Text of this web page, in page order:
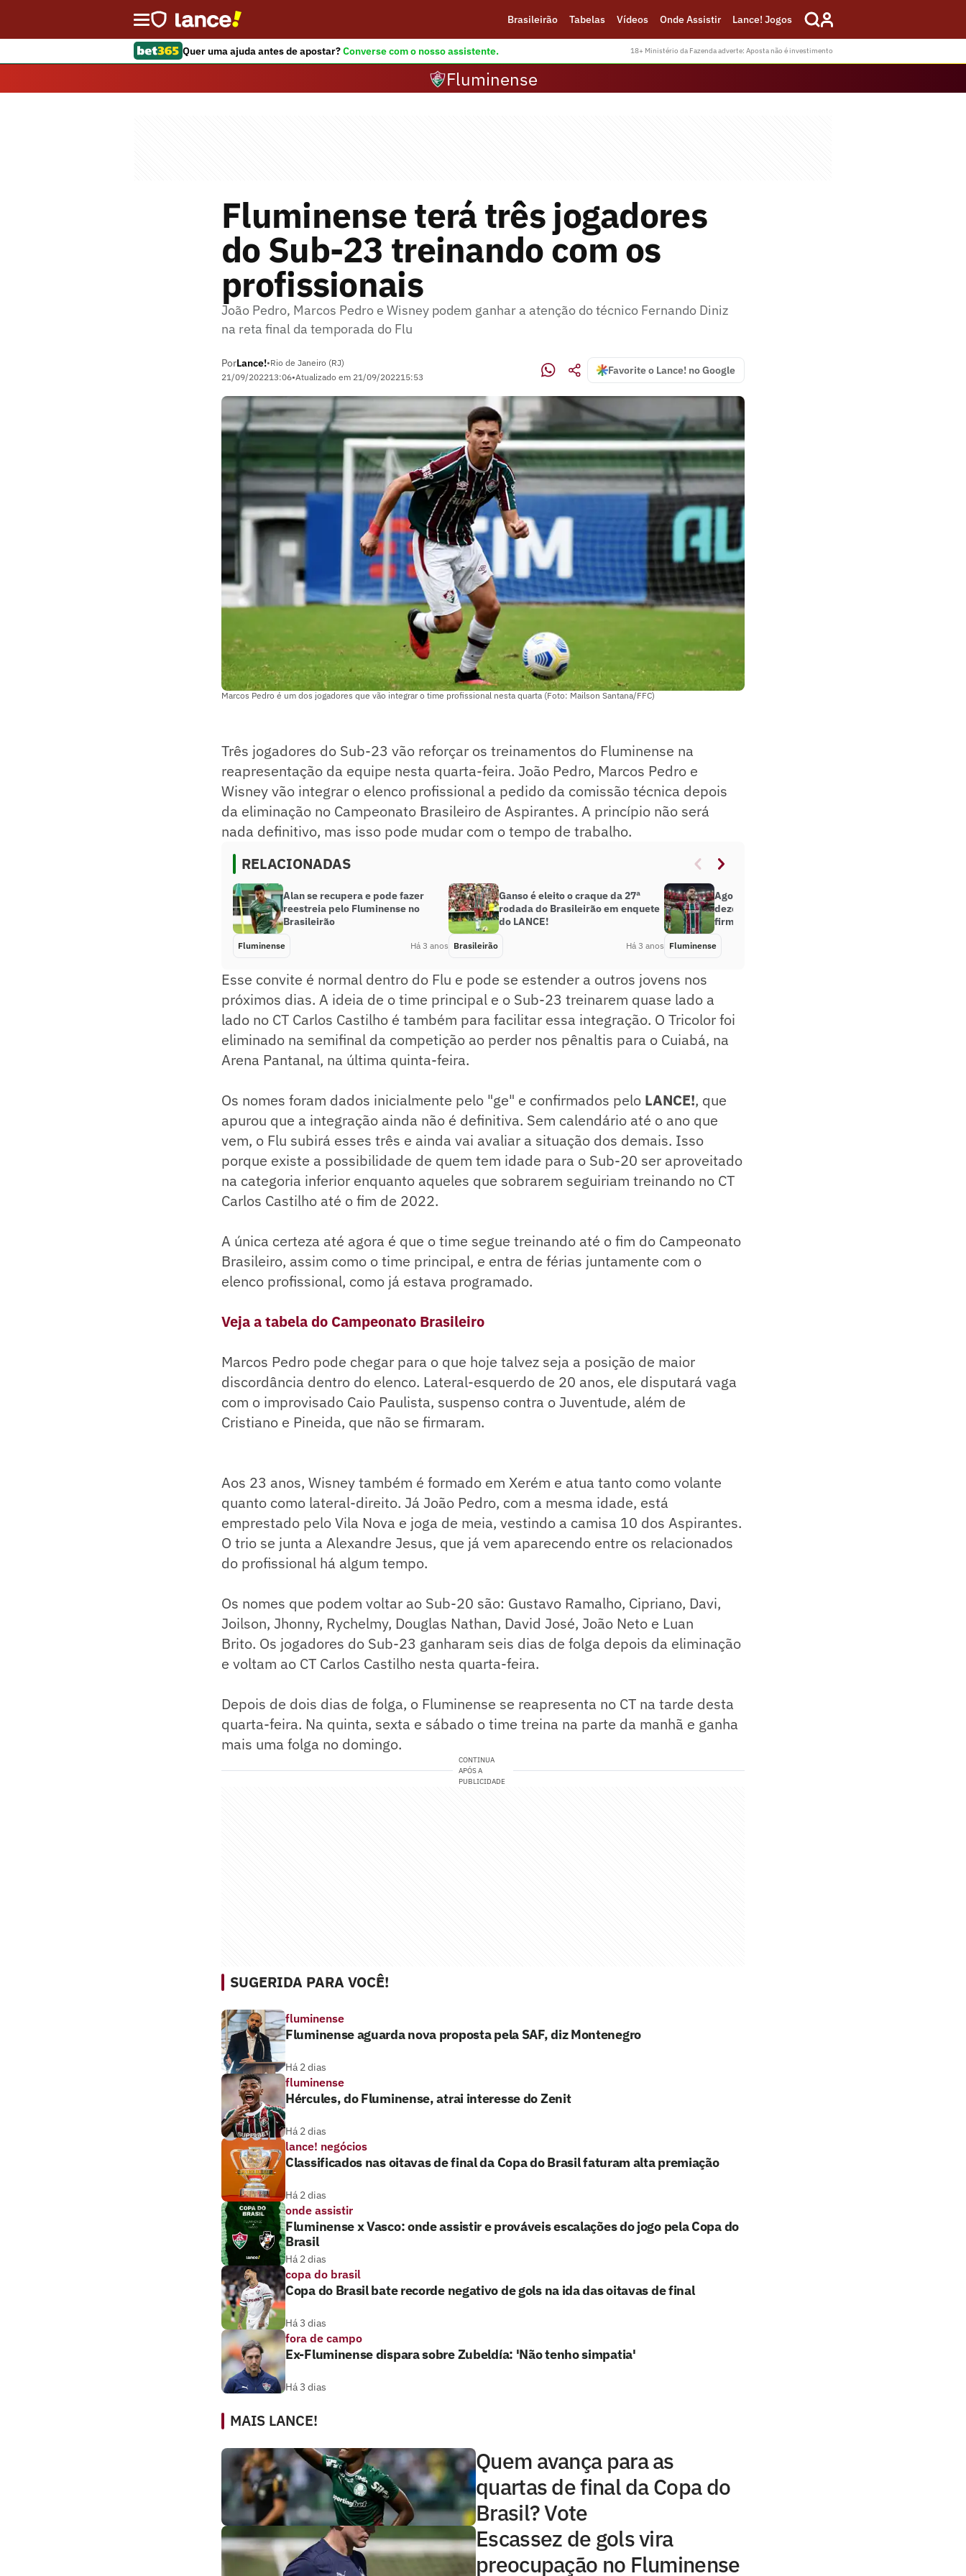
Brasileirão Tabelas Vídeos Onde Assistir Lance! Jogos
Quer uma ajuda antes de apostar?Converse com o nosso assistente. 18+ Ministério da Fazenda adverte: Aposta não é investimento
Fluminense
Fluminense terá três jogadores
do Sub-23 treinando com os
profissionais
João Pedro, Marcos Pedro e Wisney podem ganhar a atenção do técnico Fernando Diniz
na reta final da temporada do Flu
PorLance!•Rio de Janeiro (RJ)
21/09/202213:06•Atualizado em 21/09/202215:53
Favorite o Lance! no Google
Marcos Pedro é um dos jogadores que vão integrar o time profissional nesta quarta (Foto: Mailson Santana/FFC)
Três jogadores do Sub-23 vão reforçar os treinamentos do Fluminense na
reapresentação da equipe nesta quarta-feira. João Pedro, Marcos Pedro e
Wisney vão integrar o elenco profissional a pedido da comissão técnica depois
da eliminação no Campeonato Brasileiro de Aspirantes. A princípio não será
nada definitivo, mas isso pode mudar com o tempo de trabalho.
RELACIONADAS
Alan se recupera e pode fazer
reestreia pelo Fluminense no
Brasileirão
Fluminense Há 3 anos
Ganso é eleito o craque da 27ª
rodada do Brasileirão em enquete
do LANCE!
Brasileirão Há 3 anos
Agora vai? Com contrato até
dezembro, Nathan volta a se
firmar com Diniz no Fluminense
Fluminense
Esse convite é normal dentro do Flu e pode se estender a outros jovens nos
próximos dias. A ideia de o time principal e o Sub-23 treinarem quase lado a
lado no CT Carlos Castilho é também para facilitar essa integração. O Tricolor foi
eliminado na semifinal da competição ao perder nos pênaltis para o Cuiabá, na
Arena Pantanal, na última quinta-feira.
Os nomes foram dados inicialmente pelo "ge" e confirmados pelo LANCE!, que
apurou que a integração ainda não é definitiva. Sem calendário até o ano que
vem, o Flu subirá esses três e ainda vai avaliar a situação dos demais. Isso
porque existe a possibilidade de quem tem idade para o Sub-20 ser aproveitado
na categoria inferior enquanto aqueles que sobrarem seguiriam treinando no CT
Carlos Castilho até o fim de 2022.
A única certeza até agora é que o time segue treinando até o fim do Campeonato
Brasileiro, assim como o time principal, e entra de férias juntamente com o
elenco profissional, como já estava programado.
Veja a tabela do Campeonato Brasileiro
Marcos Pedro pode chegar para o que hoje talvez seja a posição de maior
discordância dentro do elenco. Lateral-esquerdo de 20 anos, ele disputará vaga
com o improvisado Caio Paulista, suspenso contra o Juventude, além de
Cristiano e Pineida, que não se firmaram.
Aos 23 anos, Wisney também é formado em Xerém e atua tanto como volante
quanto como lateral-direito. Já João Pedro, com a mesma idade, está
emprestado pelo Vila Nova e joga de meia, vestindo a camisa 10 dos Aspirantes.
O trio se junta a Alexandre Jesus, que já vem aparecendo entre os relacionados
do profissional há algum tempo.
Os nomes que podem voltar ao Sub-20 são: Gustavo Ramalho, Cipriano, Davi,
Joilson, Jhonny, Rychelmy, Douglas Nathan, David José, João Neto e Luan
Brito. Os jogadores do Sub-23 ganharam seis dias de folga depois da eliminação
e voltam ao CT Carlos Castilho nesta quarta-feira.
Depois de dois dias de folga, o Fluminense se reapresenta no CT na tarde desta
quarta-feira. Na quinta, sexta e sábado o time treina na parte da manhã e ganha
mais uma folga no domingo.
CONTINUA
APÓS A
PUBLICIDADE
SUGERIDA PARA VOCÊ!
fluminense
Fluminense aguarda nova proposta pela SAF, diz Montenegro
Há 2 dias
fluminense
Hércules, do Fluminense, atrai interesse do Zenit
Há 2 dias
lance! negócios
Classificados nas oitavas de final da Copa do Brasil faturam alta premiação
Há 2 dias
onde assistir
Fluminense x Vasco: onde assistir e prováveis escalações do jogo pela Copa do
Brasil
Há 2 dias
copa do brasil
Copa do Brasil bate recorde negativo de gols na ida das oitavas de final
Há 3 dias
fora de campo
Ex-Fluminense dispara sobre Zubeldía: 'Não tenho simpatia'
Há 3 dias
MAIS LANCE!
Quem avança para as
quartas de final da Copa do
Brasil? Vote
Escassez de gols vira
preocupação no Fluminense